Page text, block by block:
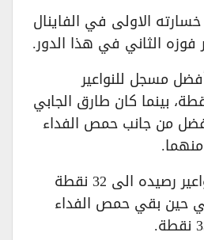
الاولى في الفاينال
مسجل للنواعير
برصيد 25 نقطة، بينما كان طارق الجابي
من جانب حمص الفداء
وبهذا الفوز رفع النواعير رصيده الى 32 نقطة
حين بقي حمص الفداء